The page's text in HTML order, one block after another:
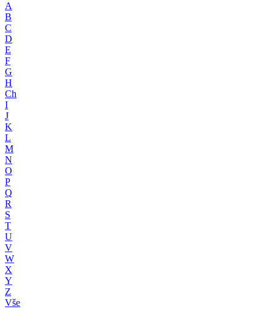
A
B
C
D
E
F
G
H
Ch
I
J
K
L
M
N
O
P
Q
R
S
T
U
V
W
X
Y
Z
Vše